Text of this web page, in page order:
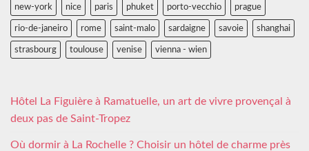
new-york nice paris phuket porto-vecchio prague
rio-de-janeiro rome saint-malo sardaigne savoie shanghai
strasbourg toulouse venise vienna - wien
Hôtel La Figuière à Ramatuelle, un art de vivre provençal à
deux pas de Saint-Tropez
Où dormir à La Rochelle ? Choisir un hôtel de charme près